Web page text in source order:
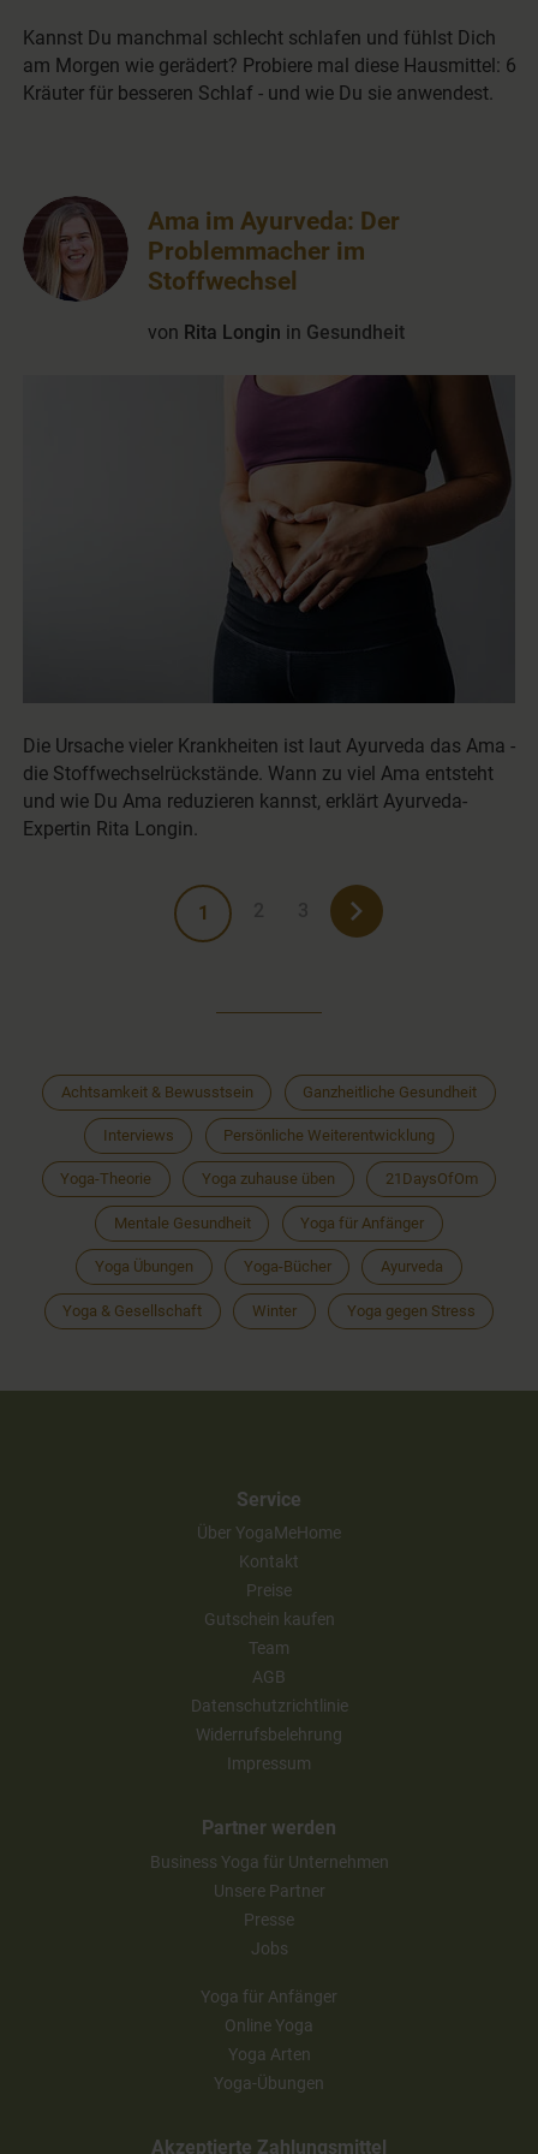
Kannst Du manchmal schlecht schlafen und fühlst Dich
am Morgen wie gerädert? Probiere mal diese Hausmittel: 6
Kräuter für besseren Schlaf - und wie Du sie anwendest.
Die Ursache vieler Krankheiten ist laut Ayurveda das Ama -
die Stoffwechselrückstände. Wann zu viel Ama entsteht
und wie Du Ama reduzieren kannst, erklärt Ayurveda-
Expertin Rita Longin.
Ama im Ayurveda: Der
Problemmacher im
Stoffwechsel
von Rita Longin in Gesundheit
1
Achtsamkeit & Bewusstsein Ganzheitliche Gesundheit
Interviews Persönliche Weiterentwicklung
Yoga-Theorie Yoga zuhause üben 21DaysOfOm
Mentale Gesundheit Yoga für Anfänger
Yoga Übungen Yoga-Bücher Ayurveda
Yoga & Gesellschaft Winter Yoga gegen Stress
Service
Über YogaMeHome
Kontakt
Preise
Gutschein kaufen
Team
AGB
Datenschutzrichtlinie
Widerrufsbelehrung
Impressum
Partner werden
Business Yoga für Unternehmen
Unsere Partner
Presse
Jobs
Yoga für Anfänger
Online Yoga
Yoga Arten
Yoga-Übungen
Akzeptierte Zahlungsmittel